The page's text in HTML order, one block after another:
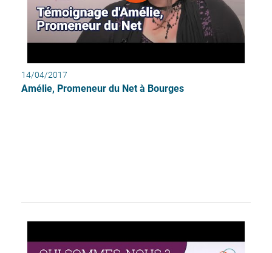
14/04/2017
Amélie, Promeneur du Net à Bourges